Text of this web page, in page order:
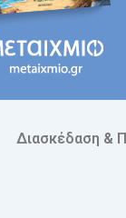
Διασκέδαση &